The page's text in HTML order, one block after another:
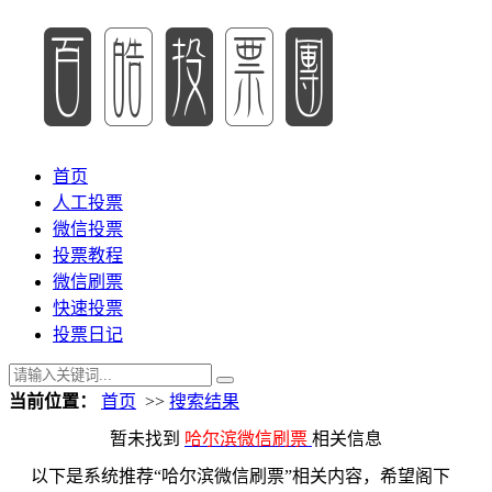
首页
人工投票
微信投票
投票教程
微信刷票
快速投票
投票日记
当前位置： 首页 >> 搜索结果
暂未找到 哈尔滨微信刷票 相关信息
以下是系统推荐“哈尔滨微信刷票”相关内容，希望阁下